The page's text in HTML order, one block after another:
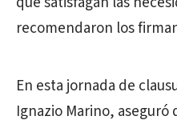
recomendaron los
En esta jornada de
Ignazio Marino, aseguró